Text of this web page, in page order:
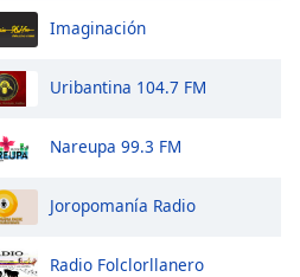
Imaginación
Uribantina 104.7 FM
Nareupa 99.3 FM
Joropomanía Radio
Radio Folclorllanero